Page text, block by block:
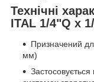
Технічні
ITAL 1/4"Q x
Призначений
мм)